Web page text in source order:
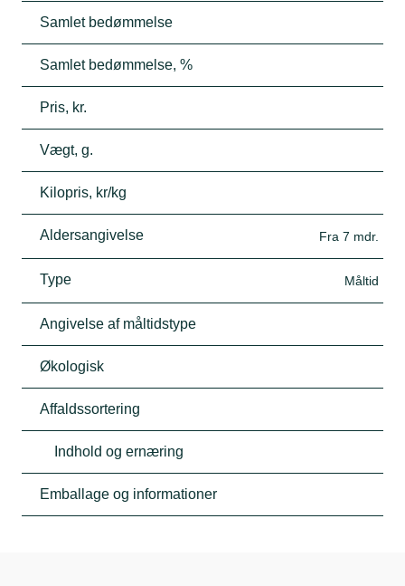
Samlet bedømmelse
Samlet bedømmelse, %
Pris, kr.
Vægt, g.
Kilopris, kr/kg
Aldersangivelse Fra 7 mdr.
Type Måltid
Angivelse af måltidstype
Økologisk
Affaldssortering
Indhold og ernæring
Emballage og informationer